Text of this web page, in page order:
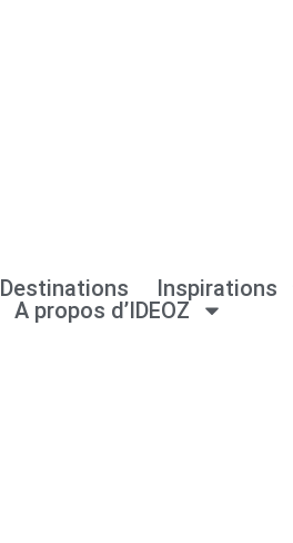
Destinations Inspirations
A propos d’IDEOZ